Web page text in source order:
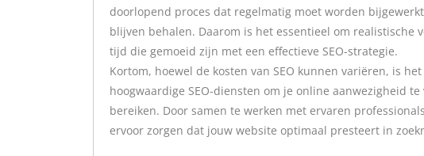
doorlopend proces dat regelmatig moet worden
blijven behalen. Daarom is het essentieel om realistische
tijd die gemoeid zijn met een effectieve SEO-strategie.
Kortom, hoewel de kosten van SEO kunnen variëren, is
hoogwaardige SEO-diensten om je online aanwezigheid
bereiken. Door samen te werken met ervaren
ervoor zorgen dat jouw website optimaal presteert in